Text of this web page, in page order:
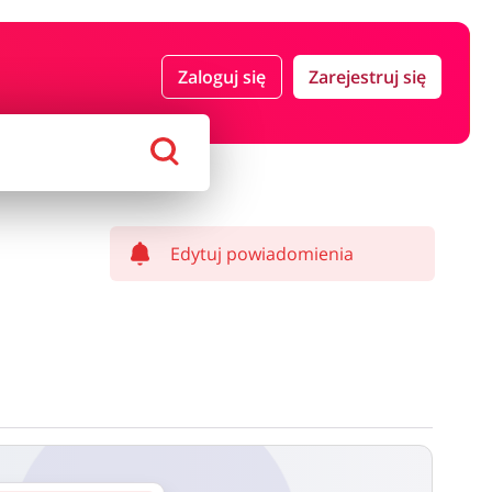
Zaloguj się Zarejestruj się
Edytuj powiadomienia
oraz może być naliczony od kwoty zamówienia